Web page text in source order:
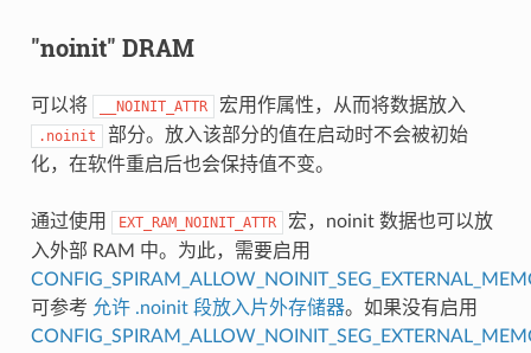
"noinit" DRAM
可以将 __NOINIT_ATTR 宏用作属性，从而将数据放入
.noinit
部分。放入该部分的值在启动时不会被初始
化，在软件重启后也会保持值不变。
通过使用 EXT_RAM_NOINIT_ATTR
宏，noinit 数据也可以放
入外部 RAM 中。为此，需要启用
可参考 允许 .noinit 段放入片外存储器。如果没有启用